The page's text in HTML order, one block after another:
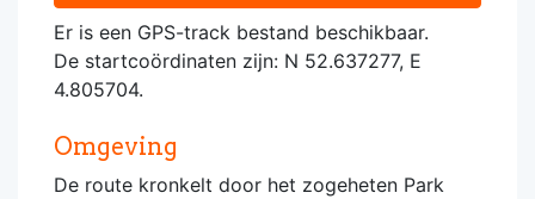
Er is een GPS-track bestand beschikbaar.
De startcoördinaten zijn: N 52.637277, E
4.805704.
Omgeving
De route kronkelt door het zogeheten Park